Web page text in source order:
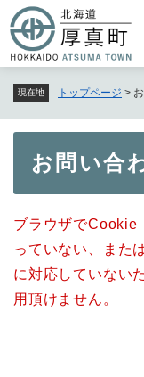
ー
ジ
頭
で
現在地 トップページ >
お問い合
ブラウザでCookie
っていない、また
に対応していない
用頂けません。